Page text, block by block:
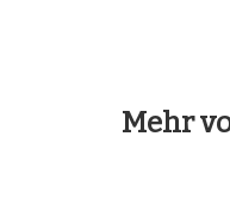
Mehr